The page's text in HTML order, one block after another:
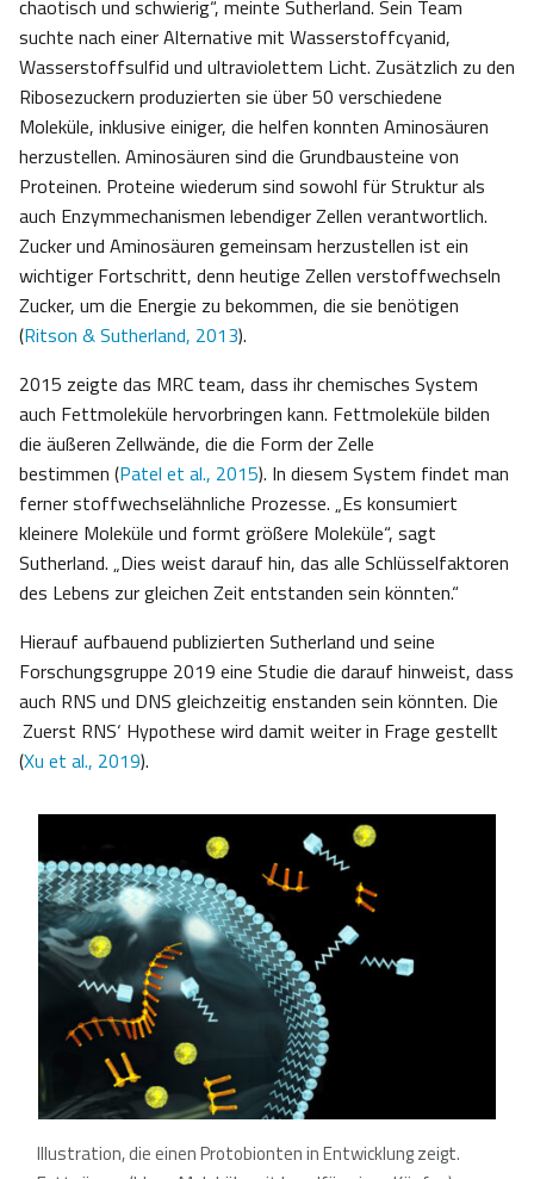
chaotisch und schwierig“, meinte Sutherland. Sein Team
suchte nach einer Alternative mit Wasserstoffcyanid,
Wasserstoffsulfid und ultraviolettem Licht. Zusätzlich zu den
Ribosezuckern produzierten sie über 50 verschiedene
Moleküle, inklusive einiger, die helfen konnten Aminosäuren
herzustellen. Aminosäuren sind die Grundbausteine von
Proteinen. Proteine wiederum sind sowohl für Struktur als
auch Enzymmechanismen lebendiger Zellen verantwortlich.
Zucker und Aminosäuren gemeinsam herzustellen ist ein
wichtiger Fortschritt, denn heutige Zellen verstoffwechseln
Zucker, um die Energie zu bekommen, die sie benötigen
(Ritson & Sutherland, 2013).
2015 zeigte das MRC team, dass ihr chemisches System
auch Fettmoleküle hervorbringen kann. Fettmoleküle bilden
die äußeren Zellwände, die die Form der Zelle
bestimmen (Patel et al., 2015). In diesem System findet man
ferner stoffwechselähnliche Prozesse. „Es konsumiert
kleinere Moleküle und formt größere Moleküle“, sagt
Sutherland. „Dies weist darauf hin, das alle Schlüsselfaktoren
des Lebens zur gleichen Zeit entstanden sein könnten.“
Hierauf aufbauend publizierten Sutherland und seine
Forschungsgruppe 2019 eine Studie die darauf hinweist, dass
auch RNS und DNS gleichzeitig enstanden sein könnten. Die
‚Zuerst RNS‘ Hypothese wird damit weiter in Frage gestellt
(Xu et al., 2019).
Illustration, die einen Protobionten in Entwicklung zeigt.